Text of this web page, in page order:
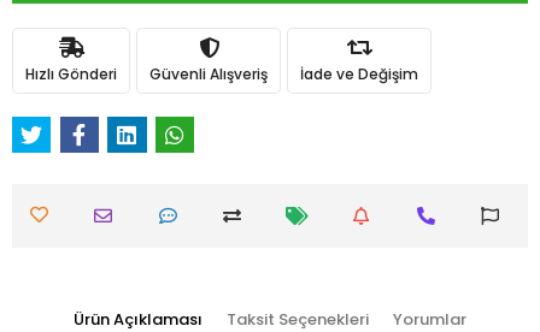
Hızlı Gönderi Güvenli Alışveriş İade ve Değişim
Ürün Açıklaması Taksit Seçenekleri Yorumlar